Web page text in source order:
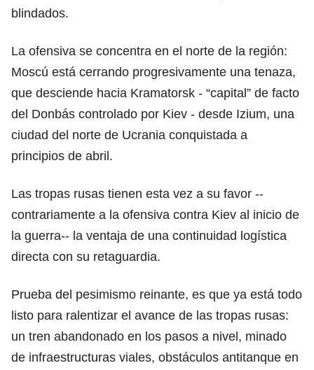
blindados.
La ofensiva se concentra en el norte de la región:
Moscú está cerrando progresivamente una tenaza,
que desciende hacia Kramatorsk - “capital” de facto
del Donbás controlado por Kiev - desde Izium, una
ciudad del norte de Ucrania conquistada a
principios de abril.
Las tropas rusas tienen esta vez a su favor --
contrariamente a la ofensiva contra Kiev al inicio de
la guerra-- la ventaja de una continuidad logística
directa con su retaguardia.
Prueba del pesimismo reinante, es que ya está todo
listo para ralentizar el avance de las tropas rusas:
un tren abandonado en los pasos a nivel, minado
de infraestructuras viales, obstáculos antitanque en